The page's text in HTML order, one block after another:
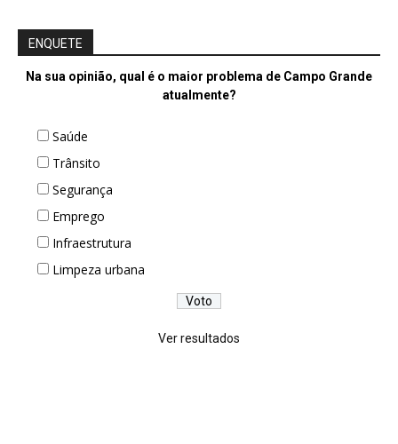
ENQUETE
Na sua opinião, qual é o maior problema de Campo Grande
atualmente?
Saúde
Trânsito
Segurança
Emprego
Infraestrutura
Limpeza urbana
Ver resultados